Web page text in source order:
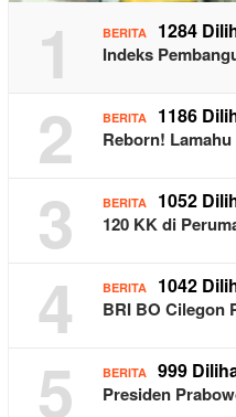
1 BERITA 1284
Indeks
2 BERITA 1186
Reborn!
3 BERITA 1052
120 KK di
4 BERITA 1042
BRI BO Cilegon
5 BERITA 999
Presiden